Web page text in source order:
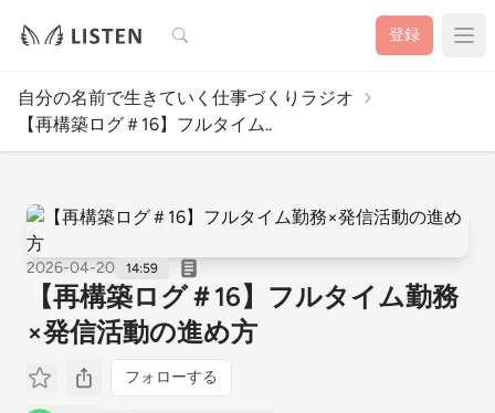
検索 登録
自分の名前で生きていく仕事づくりラジオ
【再構築ログ＃16】フルタイム..
2026-04-20 14:59
【再構築ログ＃16】フルタイム勤務
×発信活動の進め方
フォローする